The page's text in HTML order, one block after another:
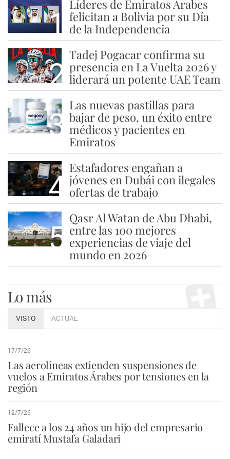
1
Líderes de Emiratos Árabes
felicitan a Bolivia por su Día
de la Independencia
2
Tadej Pogacar confirma su
presencia en La Vuelta 2026 y
liderará un potente UAE Team
3
Las nuevas pastillas para
bajar de peso, un éxito entre
médicos y pacientes en
Emiratos
4
Estafadores engañan a
jóvenes en Dubái con ilegales
ofertas de trabajo
5
Qasr Al Watan de Abu Dhabi,
entre las 100 mejores
experiencias de viaje del
mundo en 2026
Lo más
VISTO ACTUAL
17/7/26
Las aerolíneas extienden suspensiones de
vuelos a Emiratos Árabes por tensiones en la
región
12/7/26
Fallece a los 24 años un hijo del empresario
emiratí Mustafa Galadari